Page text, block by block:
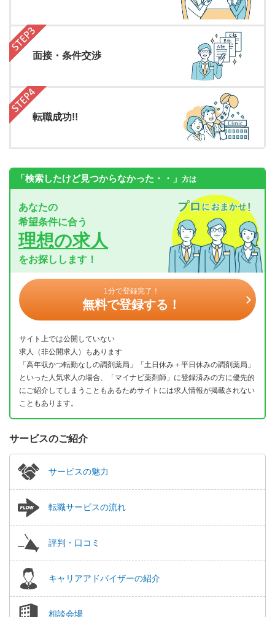
面接・条件交渉
転職成功!!
「検索したけど見つからなかった・・」 方は
あなたの
希望条件に合う
理想の求人
をお探しします！
1分で登録完了！
無料で登録する！
サイト上では公開していない
求人（非公開求人）もあります
「高年収かつ転勤なしの調剤薬局」「土日休み＋平日休みの調剤薬局」
といった人気求人の場合、「マイナビ薬剤師」に登録済みの方に優先的
にご紹介してしまうこともあるためサイトには求人情報が掲載されない
こともあります。
サービスのご紹介
サービスの魅力
転職サービスの流れ
評判・口コミ
キャリアアドバイザーの紹介
相談会場